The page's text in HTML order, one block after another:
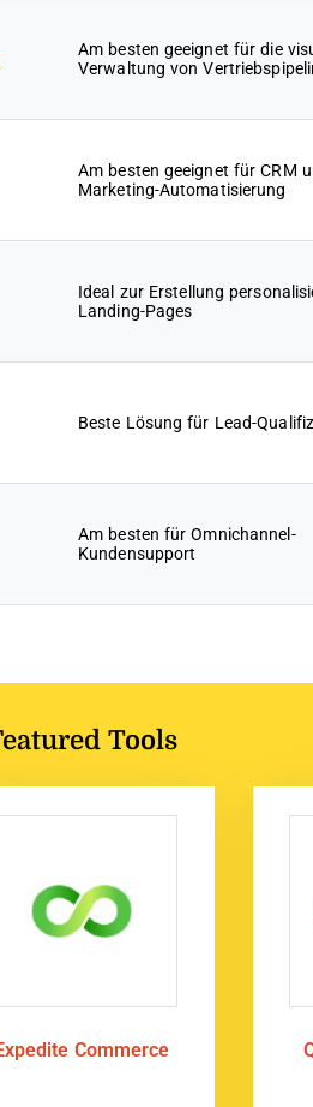
Am besten geeignet für die
Verwaltung von
Am besten geeignet für CRM
Marketing-Automatisierung
Ideal zur Erstellung
Landing-Pages
Beste Lösung für Lead-
Am besten für Omnichannel-
Kundensupport
Tools
Commerce